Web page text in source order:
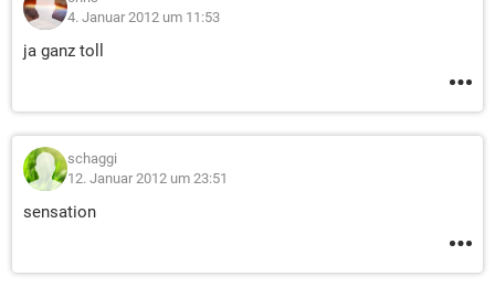
4. Januar 2012 um 11:53
ja ganz toll
schaggi
12. Januar 2012 um 23:51
sensation